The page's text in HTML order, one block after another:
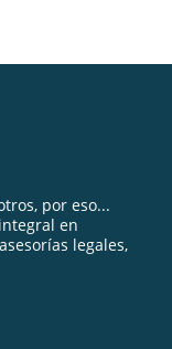
por eso...
en
legales,